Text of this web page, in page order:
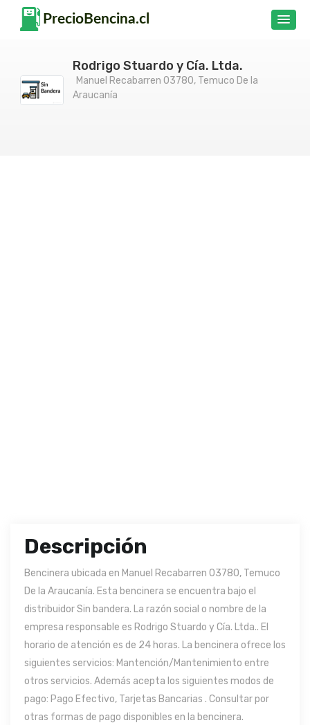
Rodrigo Stuardo y Cía. Ltda.
Manuel Recabarren 03780, Temuco De la
Araucanía
Descripción
Bencinera ubicada en Manuel Recabarren 03780, Temuco
De la Araucanía. Esta bencinera se encuentra bajo el
distribuidor Sin bandera. La razón social o nombre de la
empresa responsable es Rodrigo Stuardo y Cía. Ltda.. El
horario de atención es de 24 horas. La bencinera ofrece los
siguientes servicios: Mantención/Mantenimiento entre
otros servicios. Además acepta los siguientes modos de
pago: Pago Efectivo, Tarjetas Bancarias . Consultar por
otras formas de pago disponibles en la bencinera.